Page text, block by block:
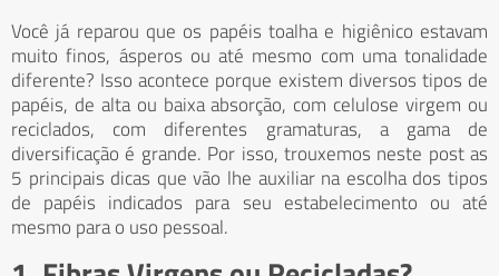
Você já reparou que os papéis toalha e higiênico estavam
muito finos, ásperos ou até mesmo com uma tonalidade
diferente? Isso acontece porque existem diversos tipos de
papéis, de alta ou baixa absorção, com celulose virgem ou
reciclados, com diferentes gramaturas, a gama de
diversificação é grande. Por isso, trouxemos neste post as
5 principais dicas que vão lhe auxiliar na escolha dos tipos
de papéis indicados para seu estabelecimento ou até
mesmo para o uso pessoal.